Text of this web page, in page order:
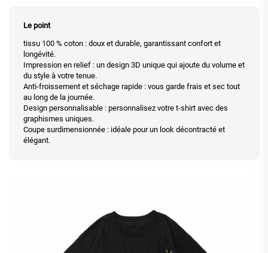
Le point
tissu 100 % coton : doux et durable, garantissant confort et
longévité.
Impression en relief : un design 3D unique qui ajoute du volume et
du style à votre tenue.
Anti-froissement et séchage rapide : vous garde frais et sec tout
au long de la journée.
Design personnalisable : personnalisez votre t-shirt avec des
graphismes uniques.
Coupe surdimensionnée : idéale pour un look décontracté et
élégant.